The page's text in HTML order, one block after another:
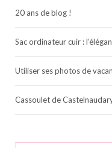
20 ans de blog !
Sac ordinateur cuir :
Utiliser ses photos de
Cassoulet de